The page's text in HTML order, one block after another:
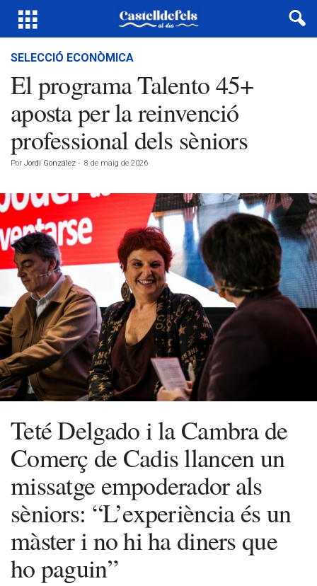
SELECCIÓ ECONÒMICA
El programa Talento 45+
aposta per la reinvenció
professional dels sèniors
Por Jordi González - 8 de maig de 2026
Teté Delgado i la Cambra de
Comerç de Cadis llancen un
missatge empoderador als
sèniors: “L’experiència és un
màster i no hi ha diners que
ho paguin”